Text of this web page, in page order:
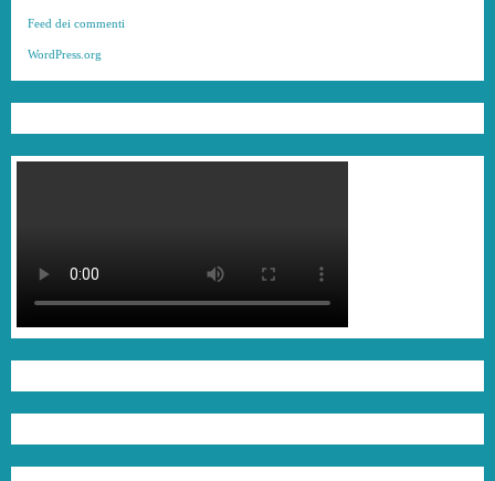
Feed dei commenti
WordPress.org